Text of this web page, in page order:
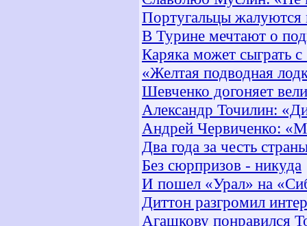
Португальцы
В Турине мечтают о
Каряка может сыграть
«Желтая подводная
Шевченко догоняет
Александр Точилин:
Андрей Червиченко:
Два года за честь
Без сюрпризов - никуда
И пошел «Урал» на
Диттон разгромил
Агашкову понравился